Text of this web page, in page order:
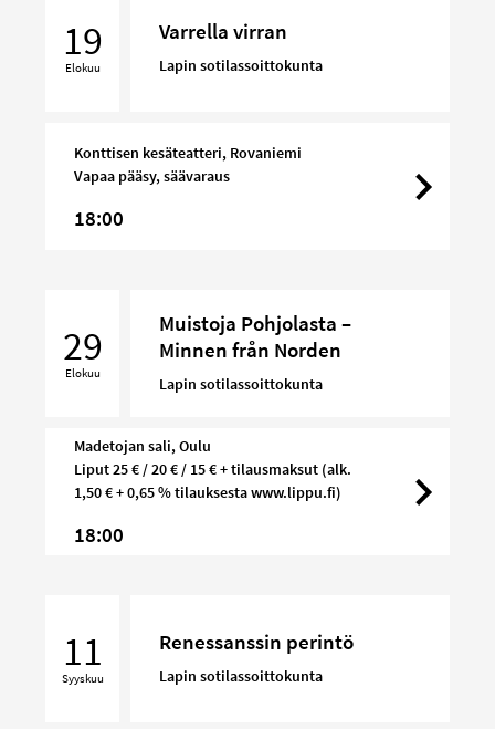
virran19
Elokuu
Varrella virran
Lapin sotilassoittokunta
Konttisen kesäteatteri, Rovaniemi
Vapaa pääsy, säävaraus
18:00
Pohjolasta
Minnen
Norden
29
Elokuu
Muistoja Pohjolasta –
Minnen från Norden
Lapin sotilassoittokunta
Madetojan sali, Oulu
Liput 25 € / 20 € / 15 € + tilausmaksut (alk.
1,50 € + 0,65 % tilauksesta www.lippu.fi)
18:00
perintö
11
Syyskuu
Renessanssin perintö
Lapin sotilassoittokunta